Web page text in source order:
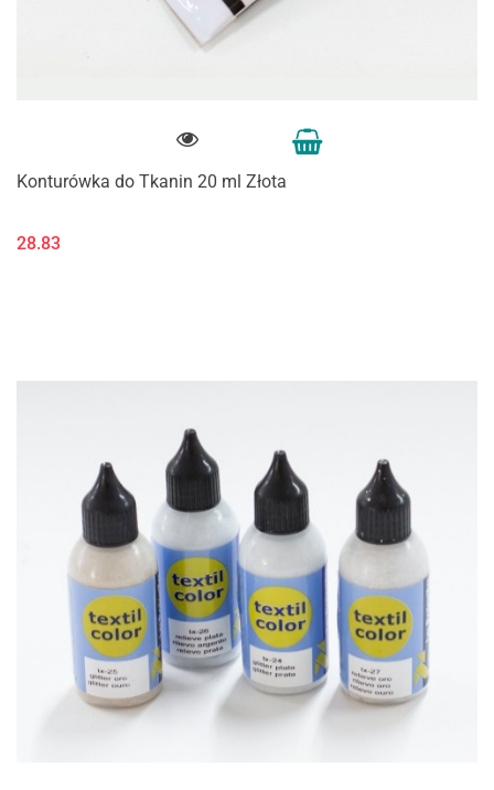
Konturówka do Tkanin 20 ml Złota
28.83